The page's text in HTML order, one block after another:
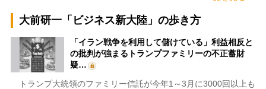
大前研一「ビジネス新大陸」の歩き方
「イラン戦争を利用して儲けている」利益相反と
の批判が強まるトランプファミリーの不正蓄財
疑…
トランプ大統領のファミリー信託が今年1～3月に3000回以上も